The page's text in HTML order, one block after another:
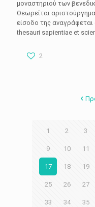
μοναστηριού των
Θεωρείται
είσοδο της
thesauri sapientiae et
2
1 2 3
9 10 11
17 18 19
25 26 27
33 34 35